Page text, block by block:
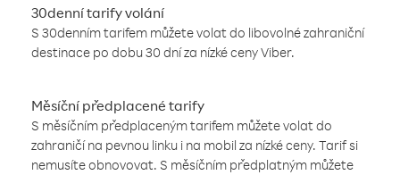
30denní tarify volání
S 30denním tarifem můžete volat do libovolné zahraniční
destinace po dobu 30 dní za nízké ceny Viber.
Měsíční předplacené tarify
S měsíčním předplaceným tarifem můžete volat do
zahraničí na pevnou linku i na mobil za nízké ceny. Tarif si
nemusíte obnovovat. S měsíčním předplatným můžete